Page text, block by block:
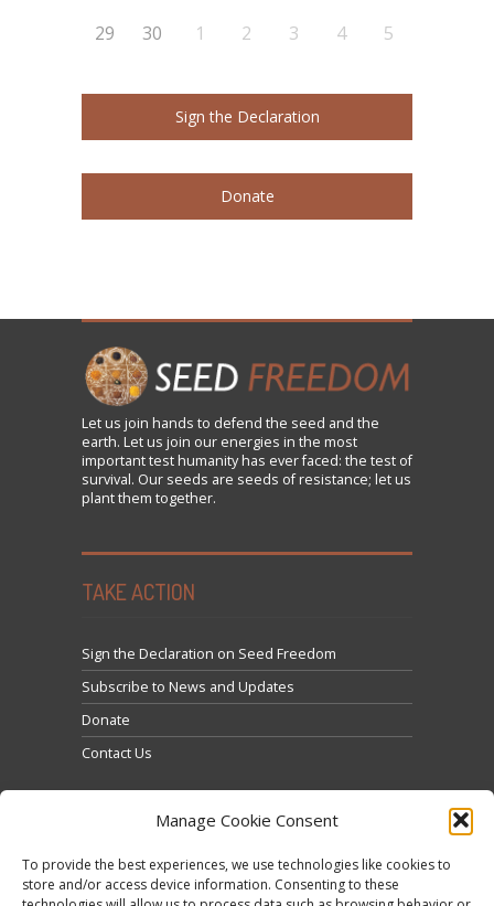
Manage Cookie Consent
To provide the best experiences, we use technologies like cookies to
store and/or access device information. Consenting to these
29
30 1 2 3 4 5
Sign the Declaration
Donate
Let us join hands to defend the seed and the
earth. Let us join our energies in the most
important test humanity has ever faced: the test of
survival. Our seeds are seeds of resistance; let us
plant them together.
TAKE ACTION
Sign the Declaration on Seed Freedom
Subscribe to News and Updates
Donate
Contact Us